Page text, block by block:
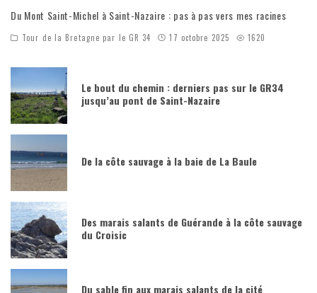
Du Mont Saint-Michel à Saint-Nazaire : pas à pas vers mes racines
Tour de la Bretagne par le GR 34 17 octobre 2025 1620
Le bout du chemin : derniers pas sur le GR34
jusqu’au pont de Saint-Nazaire
De la côte sauvage à la baie de La Baule
Des marais salants de Guérande à la côte sauvage
du Croisic
Du sable fin aux marais salants de la cité